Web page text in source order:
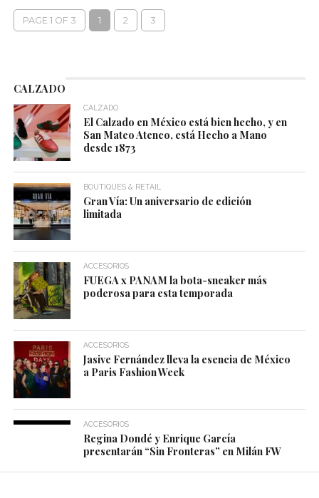
PAGE 1 OF 3 1 2 3
CALZADO
CALZADO
El Calzado en México está bien hecho, y en
San Mateo Atenco, está Hecho a Mano
desde 1873
BOUTIQUES & RETAIL
Gran Vía: Un aniversario de edición
limitada
ACCESORIOS
FUEGA x PANAM la bota-sneaker más
poderosa para esta temporada
ACCESORIOS
Jasive Fernández lleva la esencia de México
a Paris Fashion Week
ACCESORIOS
Regina Dondé y Enrique García
presentarán “Sin Fronteras” en Milán FW